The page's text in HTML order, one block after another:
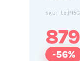
SKU:
879
-56%